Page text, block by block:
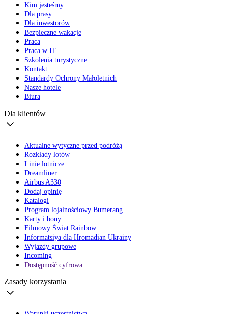
Kim jesteśmy
Dla prasy
Dla inwestorów
Bezpieczne wakacje
Praca
Praca w IT
Szkolenia turystyczne
Kontakt
Standardy Ochrony Małoletnich
Nasze hotele
Biura
Dla klientów
Aktualne wytyczne przed podróżą
Rozkłady lotów
Linie lotnicze
Dreamliner
Airbus A330
Dodaj opinię
Katalogi
Program lojalnościowy Bumerang
Karty i bony
Filmowy Świat Rainbow
Informatsiya dla Hromadian Ukrainy
Wyjazdy grupowe
Incoming
Dostępność cyfrowa
Zasady korzystania